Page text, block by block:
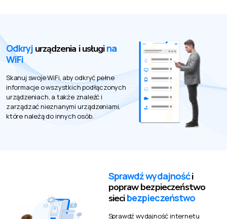
Odkryj urządzenia i usługina
WiFi
Skanuj swoje WiFi, aby odkryć pełne
informacje o wszystkich podłączonych
urządzeniach, a także znaleźć i
zarządzać nieznanymi urządzeniami,
które należą do innych osób.
Sprawdź wydajnośći
popraw bezpieczeństwo
siecibezpieczeństwo
Sprawdź wydajność internetu